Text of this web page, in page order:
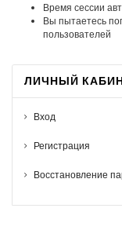
Время сессии
Вы пытаетесь
пользователей
ЛИЧНЫЙ
Вход
Регистрация
Восстановление